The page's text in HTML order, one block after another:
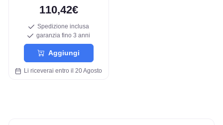
110,42€
Spedizione inclusa
garanzia fino 3 anni
Aggiungi
Li riceverai entro il 20 Agosto